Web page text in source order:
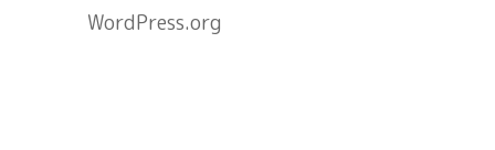
WordPress.org